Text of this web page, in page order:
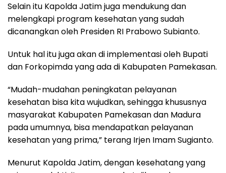
Selain itu Kapolda Jatim juga mendukung dan
melengkapi program kesehatan yang sudah
dicanangkan oleh Presiden RI Prabowo Subianto.
Untuk hal itu juga akan di implementasi oleh Bupati
dan Forkopimda yang ada di Kabupaten Pamekasan.
“Mudah-mudahan peningkatan pelayanan
kesehatan bisa kita wujudkan, sehingga khususnya
masyarakat Kabupaten Pamekasan dan Madura
pada umumnya, bisa mendapatkan pelayanan
kesehatan yang prima,” terang Irjen Imam Sugianto.
Menurut Kapolda Jatim, dengan kesehatang yang